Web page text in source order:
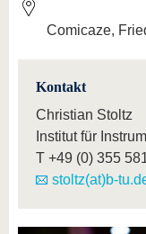
Comicaze,
Kontakt
Christian Stoltz
Institut für
T +49 (0) 355
stoltz(at)b-